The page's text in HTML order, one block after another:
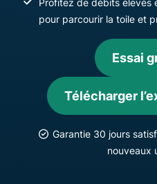
Profitez de débits élevés
pour parcourir la toile et
Essai
Télécharger
Garantie 30 jours
nouveaux